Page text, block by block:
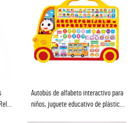
Autobús de alfabeto interactivo para
niños, juguete educativo de plástico